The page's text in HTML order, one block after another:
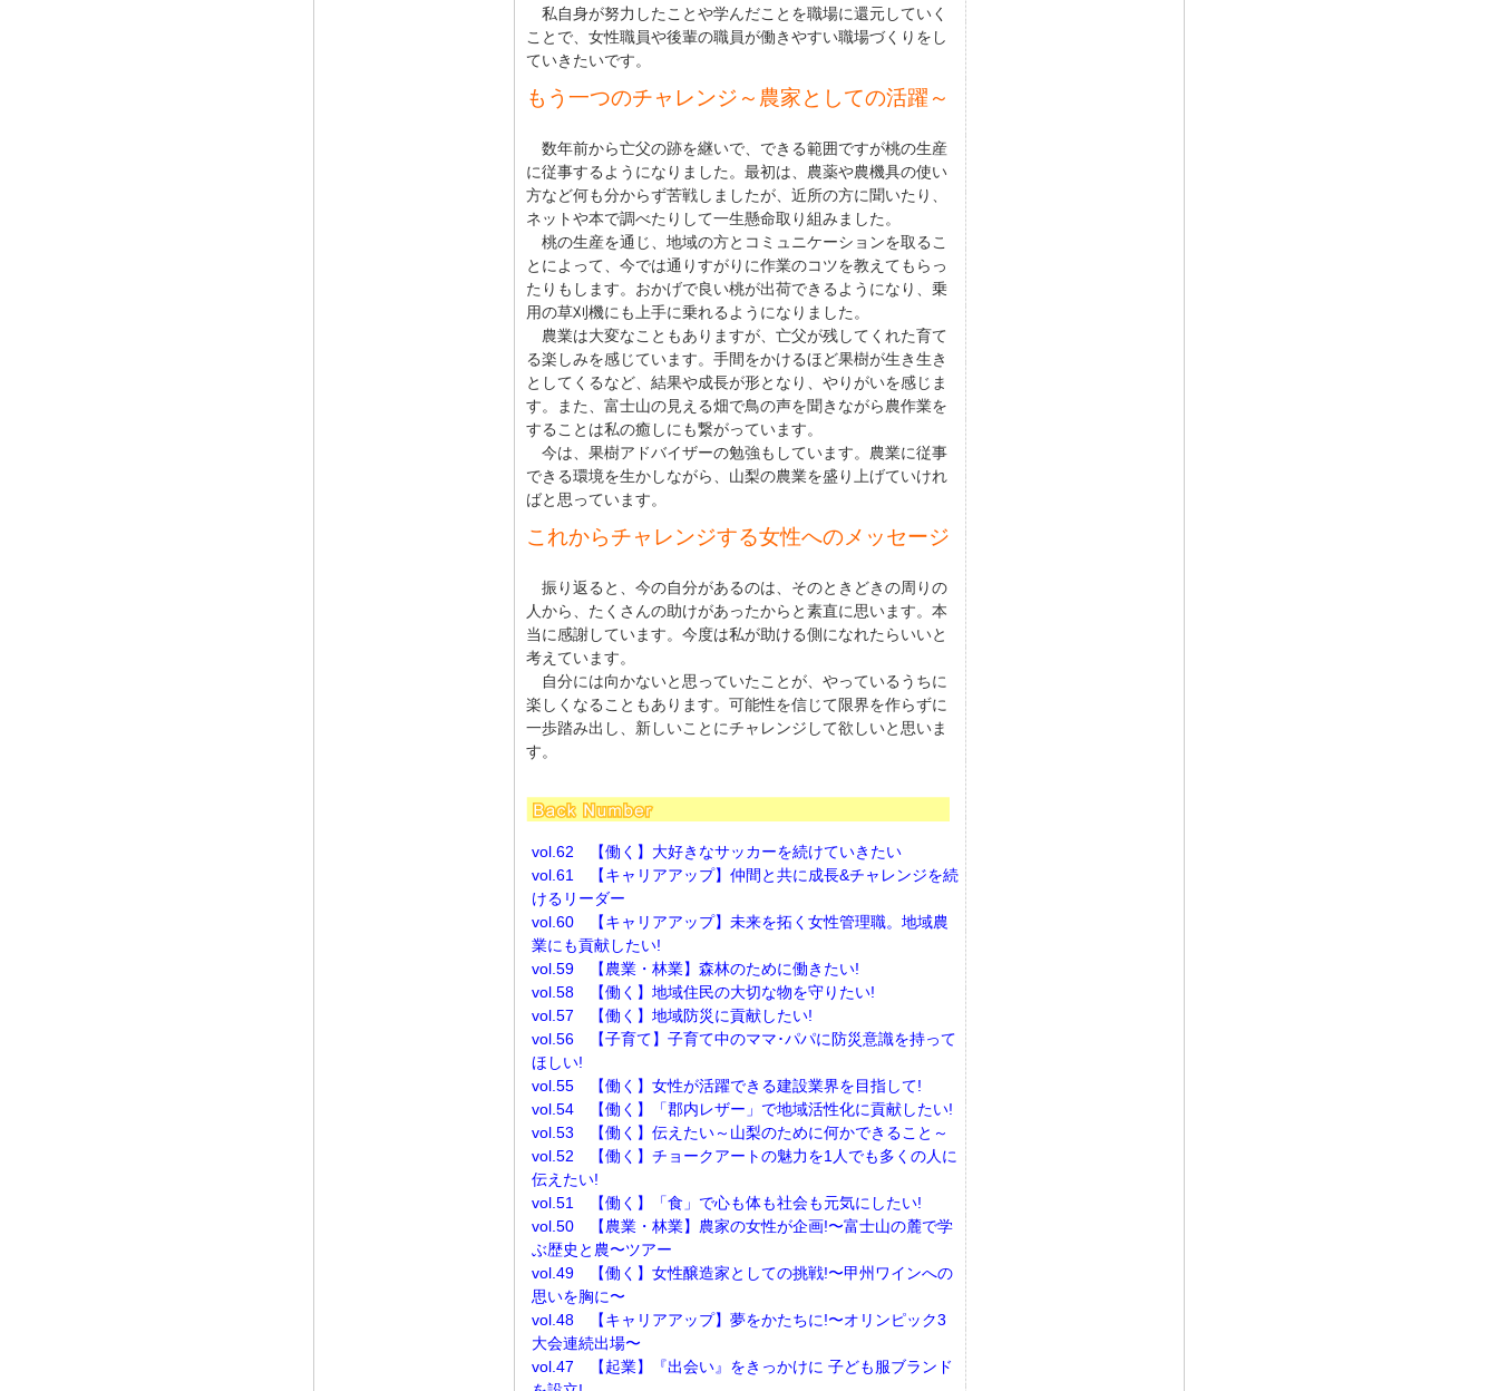
私自身が努力したことや学んだことを職場に還元していく
ことで、女性職員や後輩の職員が働きやすい職場づくりをし
ていきたいです。
もう一つのチャレンジ～農家としての活躍～
数年前から亡父の跡を継いで、できる範囲ですが桃の生産
に従事するようになりました。最初は、農薬や農機具の使い
方など何も分からず苦戦しましたが、近所の方に聞いたり、
ネットや本で調べたりして一生懸命取り組みました。
桃の生産を通じ、地域の方とコミュニケーションを取るこ
とによって、今では通りすがりに作業のコツを教えてもらっ
たりもします。おかげで良い桃が出荷できるようになり、乗
用の草刈機にも上手に乗れるようになりました。
農業は大変なこともありますが、亡父が残してくれた育て
る楽しみを感じています。手間をかけるほど果樹が生き生き
としてくるなど、結果や成長が形となり、やりがいを感じま
す。また、富士山の見える畑で鳥の声を聞きながら農作業を
することは私の癒しにも繋がっています。
今は、果樹アドバイザーの勉強もしています。農業に従事
できる環境を生かしながら、山梨の農業を盛り上げていけれ
ばと思っています。
これからチャレンジする女性へのメッセージ
振り返ると、今の自分があるのは、そのときどきの周りの
人から、たくさんの助けがあったからと素直に思います。本
当に感謝しています。今度は私が助ける側になれたらいいと
考えています。
自分には向かないと思っていたことが、やっているうちに
楽しくなることもあります。可能性を信じて限界を作らずに
一歩踏み出し、新しいことにチャレンジして欲しいと思いま
す。
vol.62 【働く】大好きなサッカーを続けていきたい
vol.61 【キャリアアップ】仲間と共に成長&チャレンジを続
けるリーダー
vol.60 【キャリアアップ】未来を拓く女性管理職。地域農
業にも貢献したい!
vol.59 【農業・林業】森林のために働きたい!
vol.58 【働く】地域住民の大切な物を守りたい!
vol.57 【働く】地域防災に貢献したい!
vol.56 【子育て】子育て中のママ･パパに防災意識を持って
ほしい!
vol.55 【働く】女性が活躍できる建設業界を目指して!
vol.54 【働く】「郡内レザー」で地域活性化に貢献したい!
vol.53 【働く】伝えたい～山梨のために何かできること～
vol.52 【働く】チョークアートの魅力を1人でも多くの人に
伝えたい!
vol.51 【働く】「食」で心も体も社会も元気にしたい!
vol.50 【農業・林業】農家の女性が企画!〜富士山の麓で学
ぶ歴史と農〜ツアー
vol.49 【働く】女性醸造家としての挑戦!〜甲州ワインへの
思いを胸に〜
vol.48 【キャリアアップ】夢をかたちに!〜オリンピック3
大会連続出場〜
vol.47 【起業】『出会い』をきっかけに 子ども服ブランド